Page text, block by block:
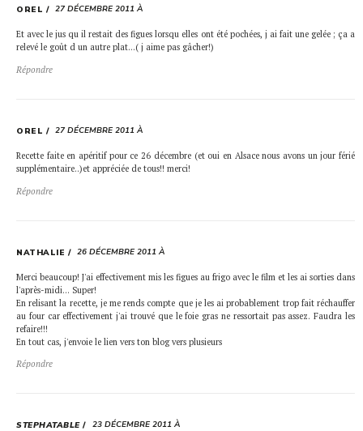
OREL 27 DÉCEMBRE 2011 À
Et avec le jus qu il restait des figues lorsqu elles ont été pochées, j ai fait une gelée ; ça a
relevé le goût d un autre plat…( j aime pas gâcher!)
Répondre
OREL 27 DÉCEMBRE 2011 À
Recette faite en apéritif pour ce 26 décembre (et oui en Alsace nous avons un jour férié
supplémentaire..)et appréciée de tous!! merci!
Répondre
NATHALIE 26 DÉCEMBRE 2011 À
Merci beaucoup! J'ai effectivement mis les figues au frigo avec le film et les ai sorties dans
l'après-midi… Super!
En relisant la recette, je me rends compte que je les ai probablement trop fait réchauffer
au four car effectivement j'ai trouvé que le foie gras ne ressortait pas assez. Faudra les
refaire!!!
En tout cas, j'envoie le lien vers ton blog vers plusieurs
Répondre
STEPHATABLE 23 DÉCEMBRE 2011 À